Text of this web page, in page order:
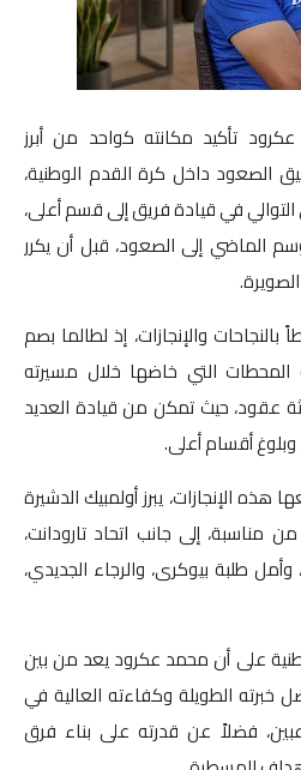
تأكيد مكانته كواحد من أبرز
الصعود داخل كرة القدم الوطنية،
في قيادة فريق إلى قسم أعلى،
الماضي إلى الصعود، قبل أن يكرر
والإنجازات، إذ لطالما بصم
التي خاضها خلال مسيرته
عقود، حيث تمكن من قيادة العديد
أقسام أعلى.
الإنجازات، يبرز أولمبيك الدشيرة
إلى جانب اتحاد تارودانت،
طلبة بيوكرى، والرجاء الجديدي،
على أن محمد عكرود يعد من بين
خبرته الطويلة وكفاءته العالية في
فضلاً عن قدرته على بناء فرق